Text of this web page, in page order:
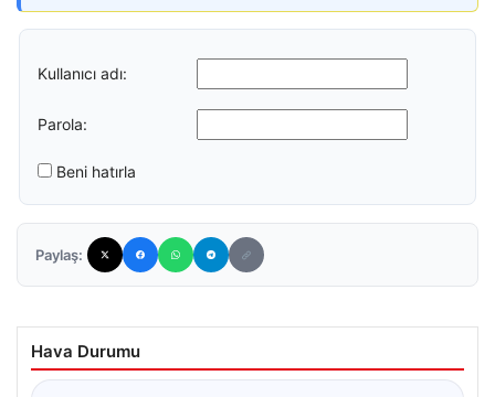
Kullanıcı adı:
Parola:
Beni hatırla
Paylaş:
Hava Durumu